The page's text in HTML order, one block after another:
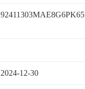
92411303MAE8G6PK65
2024-12-30